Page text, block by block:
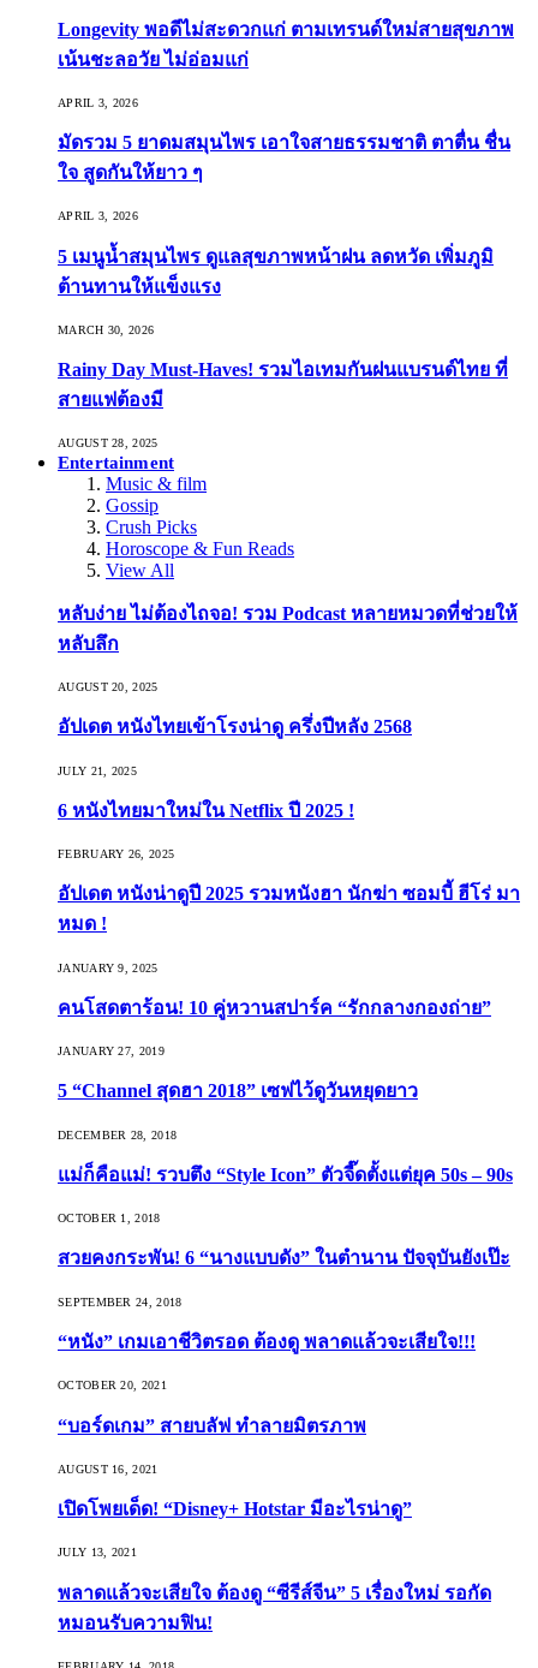
Longevity พอดีไม่สะดวกแก่ ตามเทรนด์ใหม่สายสุขภาพ
เน้นชะลอวัย ไม่อ่อมแก่
APRIL 3, 2026
มัดรวม 5 ยาดมสมุนไพร เอาใจสายธรรมชาติ ตาตื่น ชื่น
ใจ สูดกันให้ยาว ๆ
APRIL 3, 2026
5 เมนูน้ำสมุนไพร ดูแลสุขภาพหน้าฝน ลดหวัด เพิ่มภูมิ
ต้านทานให้แข็งแรง
MARCH 30, 2026
Rainy Day Must-Haves! รวมไอเทมกันฝนแบรนด์ไทย ที่
สายแฟต้องมี
AUGUST 28, 2025
Entertainment
Music & film
Gossip
Crush Picks
Horoscope & Fun Reads
View All
หลับง่าย ไม่ต้องไถจอ! รวม Podcast หลายหมวดที่ช่วยให้
หลับลึก
AUGUST 20, 2025
อัปเดต หนังไทยเข้าโรงน่าดู ครึ่งปีหลัง 2568
JULY 21, 2025
6 หนังไทยมาใหม่ใน Netflix ปี 2025 !
FEBRUARY 26, 2025
อัปเดต หนังน่าดูปี 2025 รวมหนังฮา นักฆ่า ซอมบี้ ฮีโร่ มา
หมด !
JANUARY 9, 2025
คนโสดตาร้อน! 10 คู่หวานสปาร์ค “รักกลางกองถ่าย”
JANUARY 27, 2019
5 “Channel สุดฮา 2018” เซฟไว้ดูวันหยุดยาว
DECEMBER 28, 2018
แม่ก็คือแม่! รวบตึง “Style Icon” ตัวจี๊ดตั้งแต่ยุค 50s – 90s
OCTOBER 1, 2018
สวยคงกระพัน! 6 “นางแบบดัง” ในตำนาน ปัจจุบันยังเป๊ะ
SEPTEMBER 24, 2018
“หนัง” เกมเอาชีวิตรอด ต้องดู พลาดแล้วจะเสียใจ!!!
OCTOBER 20, 2021
“บอร์ดเกม” สายบลัฟ ทำลายมิตรภาพ
AUGUST 16, 2021
เปิดโพยเด็ด! “Disney+ Hotstar มีอะไรน่าดู”
JULY 13, 2021
พลาดแล้วจะเสียใจ ต้องดู “ซีรีส์จีน” 5 เรื่องใหม่ รอกัด
หมอนรับความฟิน!